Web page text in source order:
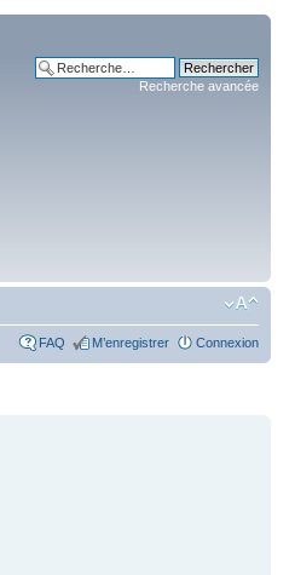
Recherche avancée
FAQ M’enregistrer Connexion